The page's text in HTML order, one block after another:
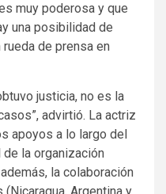
muy poderosa y que
una posibilidad de
rueda de prensa en
justicia, no es la
advirtió. La actriz
apoyos a lo largo del
la organización
la colaboración